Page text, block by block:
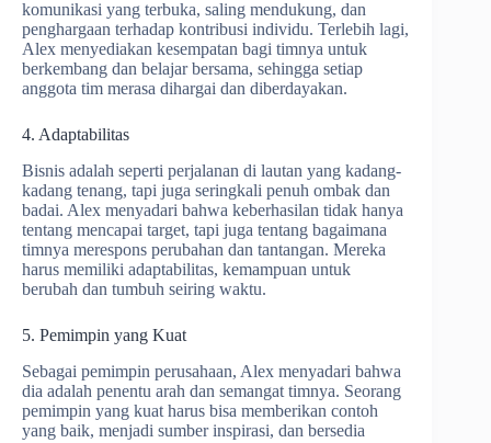
komunikasi yang terbuka, saling mendukung, dan
penghargaan terhadap kontribusi individu. Terlebih lagi,
Alex menyediakan kesempatan bagi timnya untuk
berkembang dan belajar bersama, sehingga setiap
anggota tim merasa dihargai dan diberdayakan.
4. Adaptabilitas
Bisnis adalah seperti perjalanan di lautan yang kadang-
kadang tenang, tapi juga seringkali penuh ombak dan
badai. Alex menyadari bahwa keberhasilan tidak hanya
tentang mencapai target, tapi juga tentang bagaimana
timnya merespons perubahan dan tantangan. Mereka
harus memiliki adaptabilitas, kemampuan untuk
berubah dan tumbuh seiring waktu.
5. Pemimpin yang Kuat
Sebagai pemimpin perusahaan, Alex menyadari bahwa
dia adalah penentu arah dan semangat timnya. Seorang
pemimpin yang kuat harus bisa memberikan contoh
yang baik, menjadi sumber inspirasi, dan bersedia